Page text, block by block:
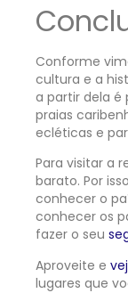
Conforme
cultura e a
a partir dela é
praias
ecléticas e
Para visitar a
barato. Por
conhecer o
conhecer os
fazer o seu
Aproveite e
lugares que